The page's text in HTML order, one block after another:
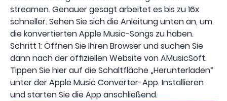
streamen. Genauer gesagt arbeitet es bis zu 16x
schneller. Sehen Sie sich die Anleitung unten an, um
die konvertierten Apple Music-Songs zu haben.
Schritt 1: Öffnen Sie Ihren Browser und suchen Sie
dann nach der offiziellen Website von AMusicSoft.
Tippen Sie hier auf die Schaltfläche „Herunterladen“
unter der Apple Music Converter-App. Installieren
und starten Sie die App anschließend.